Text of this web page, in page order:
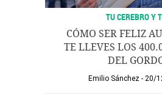
TU CEREBRO Y
CÓMO SER FELIZ
TE LLEVES LOS
DEL
Emilio Sánchez 20/